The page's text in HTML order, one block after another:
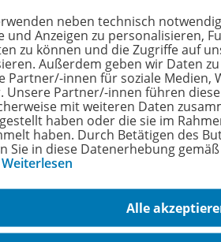
neben technisch
und Anzeigen zu personalisieren,
zu können und die Zugriffe auf
Außerdem geben wir Daten
Partner/-innen für soziale Medien,
Unsere Partner/-innen führen
mit weiteren Daten
haben oder die sie im
haben. Durch Betätigen des
Sie in diese Datenerhebung gemäß
Weiterlesen
Alle